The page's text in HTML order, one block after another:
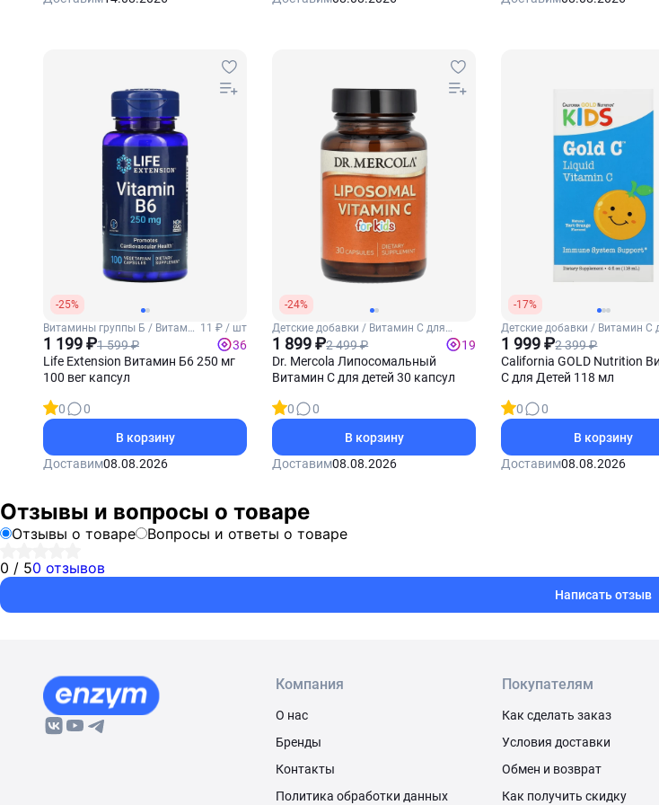
-25%
Витамины группы Б / Витамин
Б6
11 ₽ / шт
1 199 ₽1 599 ₽
36
Life Extension Витамин Б6 250 мг
100 вег капсул
0
0
В корзину
Доставим08.08.2026
-24%
Детские добавки / Витамин С для
детей
1 899 ₽2 499 ₽
19
Dr. Mercola Липосомальный
Витамин С для детей 30 капсул
0
0
В корзину
Доставим08.08.2026
-17%
Детские добавки / Витамин С
детей
1 999 ₽2 399 ₽
California GOLD Nutrition
С для Детей 118 мл
0
0
В корзину
Доставим08.08.2026
Отзывы и вопросы о товаре
Отзывы о товаре
Вопросы и ответы о товаре
0 / 50 отзывов
Написать отзыв
Компания
О нас
Бренды
Контакты
Политика обработки данных
Покупателям
Как сделать заказ
Условия доставки
Обмен и возврат
Как получить скидку